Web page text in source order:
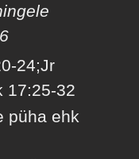
24;Jr
17:25-32
püha ehk